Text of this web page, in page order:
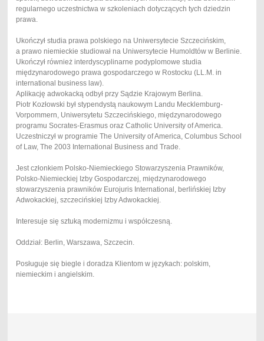
regularnego uczestnictwa w szkoleniach dotyczących tych dziedzin
prawa.
Ukończył studia prawa polskiego na Uniwersytecie Szczecińskim,
a prawo niemieckie studiował na Uniwersytecie Humoldtów w Berlinie.
Ukończył również interdyscyplinarne podyplomowe studia
międzynarodowego prawa gospodarczego w Rostocku (LL.M. in
international business law).
Aplikację adwokacką odbył przy Sądzie Krajowym Berlina.
Piotr Kozłowski był stypendystą naukowym Landu Mecklemburg-
Vorpommern, Uniwersytetu Szczecińskiego, międzynarodowego
programu Socrates-Erasmus oraz Catholic University of America.
Uczestniczył w programie The University of America, Columbus School
of Law, The 2003 International Business and Trade.
Jest członkiem Polsko-Niemieckiego Stowarzyszenia Prawników,
Polsko-Niemieckiej Izby Gospodarczej, międzynarodowego
stowarzyszenia prawników Eurojuris International, berlińskiej Izby
Adwokackiej, szczecińskiej Izby Adwokackiej.
Interesuje się sztuką modernizmu i współczesną.
Oddział: Berlin, Warszawa, Szczecin.
Posługuje się biegle i doradza Klientom w językach: polskim,
niemieckim i angielskim.